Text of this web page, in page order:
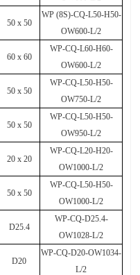
50 x 50
WP (8S)-CQ-L50-H50-
OW600-L/2
60 x 60
WP-CQ-L60-H60-
OW600-L/2
50 x 50
WP-CQ-L50-H50-
OW750-L/2
50 x 50
WP-CQ-L50-H50-
OW950-L/2
20 x 20
WP-CQ-L20-H20-
OW1000-L/2
50 x 50
WP-CQ-L50-H50-
OW1000-L/2
D25.4
WP-CQ-D25.4-
OW1028-L/2
D20
WP-CQ-D20-OW1034-
L/2